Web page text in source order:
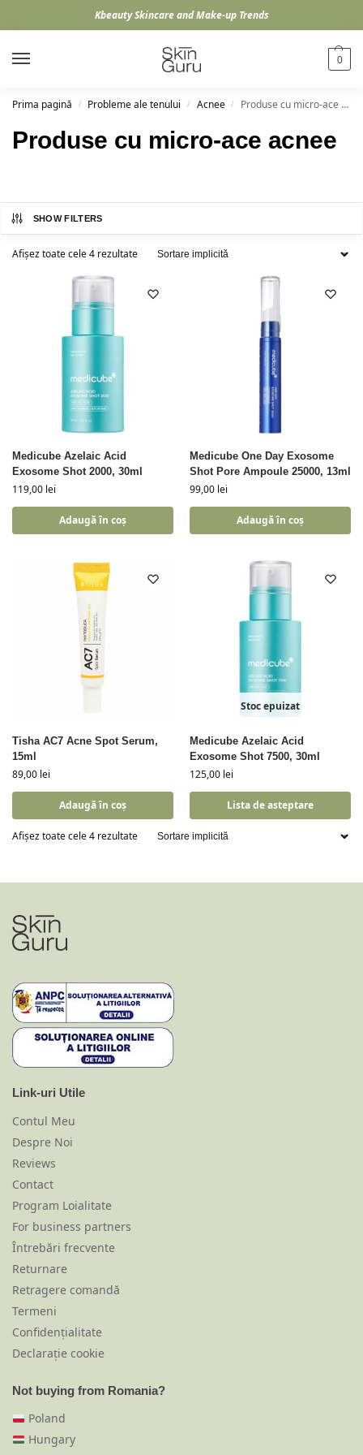
Kbeauty Skincare and Make-up Trends
0
Prima pagină / Probleme ale tenului / Acnee / Produse cu micro-ace acnee
Produse cu micro-ace acnee
SHOW FILTERS
Afișez toate cele 4 rezultate
Medicube Azelaic Acid
Exosome Shot 2000, 30ml
119,00 lei
Adaugă în coș
Medicube One Day Exosome
Shot Pore Ampoule 25000, 13ml
99,00 lei
Adaugă în coș
Tisha AC7 Acne Spot Serum,
15ml
89,00 lei
Adaugă în coș
Stoc epuizat
Medicube Azelaic Acid
Exosome Shot 7500, 30ml
125,00 lei
Lista de asteptare
Afișez toate cele 4 rezultate
Link-uri Utile
Contul Meu
Despre Noi
Reviews
Contact
Program Loialitate
For business partners
Întrebări frecvente
Returnare
Retragere comandă
Termeni
Confidențialitate
Declarație cookie
Not buying from Romania?
Poland
Hungary